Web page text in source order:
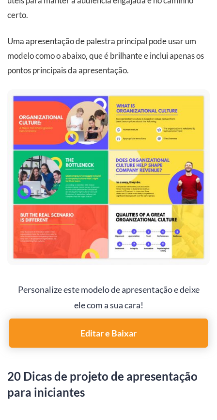
certo.
Uma apresentação de palestra principal pode usar um
modelo como o abaixo, que é brilhante e inclui apenas os
pontos principais da apresentação.
Personalize este modelo de apresentação e deixe
ele com a sua cara!
Editar e Baixar
20 Dicas de projeto de apresentação
para iniciantes